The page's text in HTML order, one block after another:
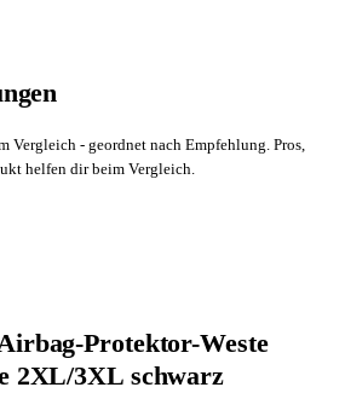
Vergleich - geordnet nach Empfehlung. Pros,
helfen dir beim Vergleich.
Protektor-Weste
2XL/3XL schwarz